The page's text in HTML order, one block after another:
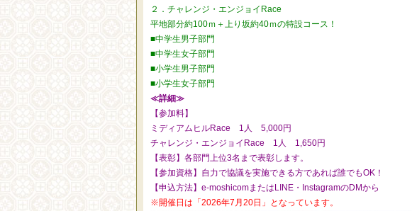
２．チャレンジ・エンジョイRace
平地部分約100ｍ＋上り坂約40ｍの特設コース！
■中学生男子部門
■中学生女子部門
■小学生男子部門
■小学生女子部門
≪詳細≫
【参加料】
ミディアムヒルRace 1人 5,000円
チャレンジ・エンジョイRace 1人 1,650円
【表彰】各部門上位3名まで表彰します。
【参加資格】自力で協議を実施できる方であれば誰でもOK！
【申込方法】e-moshicomまたはLINE・InstagramのDMから
※開催日は「2026年7月20日」となっています。